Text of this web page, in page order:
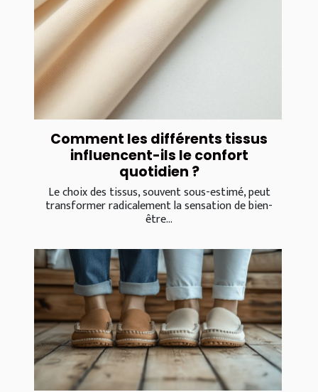
Comment les différents tissus
influencent-ils le confort
quotidien ?
Le choix des tissus, souvent sous-estimé, peut
transformer radicalement la sensation de bien-
être...